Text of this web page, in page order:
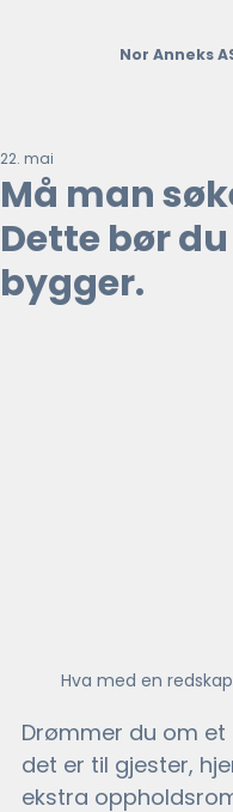
Nor Anneks
Må man
Dette bør
bygger.
22. mai
Hva med en
Drømmer du om
det er til gjester,
ekstra